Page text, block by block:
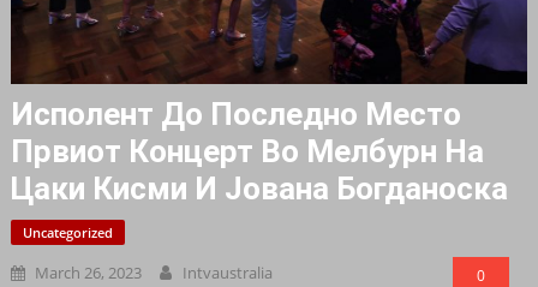
Исполент До Последно Место
Првиот Концерт Во Мелбурн На
Цаки Кисми И Јована Богданоска
Uncategorized
March 26, 2023 Intvaustralia 0